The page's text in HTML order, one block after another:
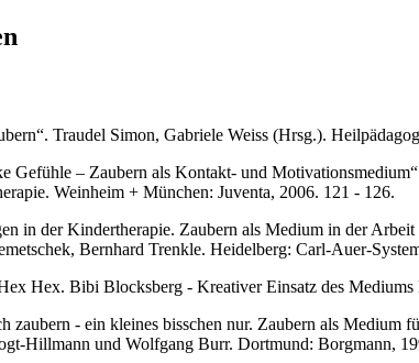
Traudel Simon, Gabriele Weiss (Hrsg.).
Gefühle – Zaubern als Kontakt- und
Weinheim + München: Juventa, 2006. 121 - 126.
in der Kindertherapie. Zaubern als Medium in der
Bernhard Trenkle. Heidelberg: Carl-Auer-
Hex. Bibi Blocksberg - Kreativer Einsatz des
zaubern - ein kleines bisschen nur. Zaubern als
Hillmann und Wolfgang Burr. Dortmund: Borgmann,